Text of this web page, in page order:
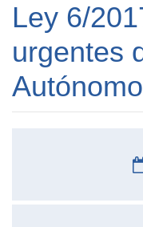
Ley 6/
urgentes
Autónomo